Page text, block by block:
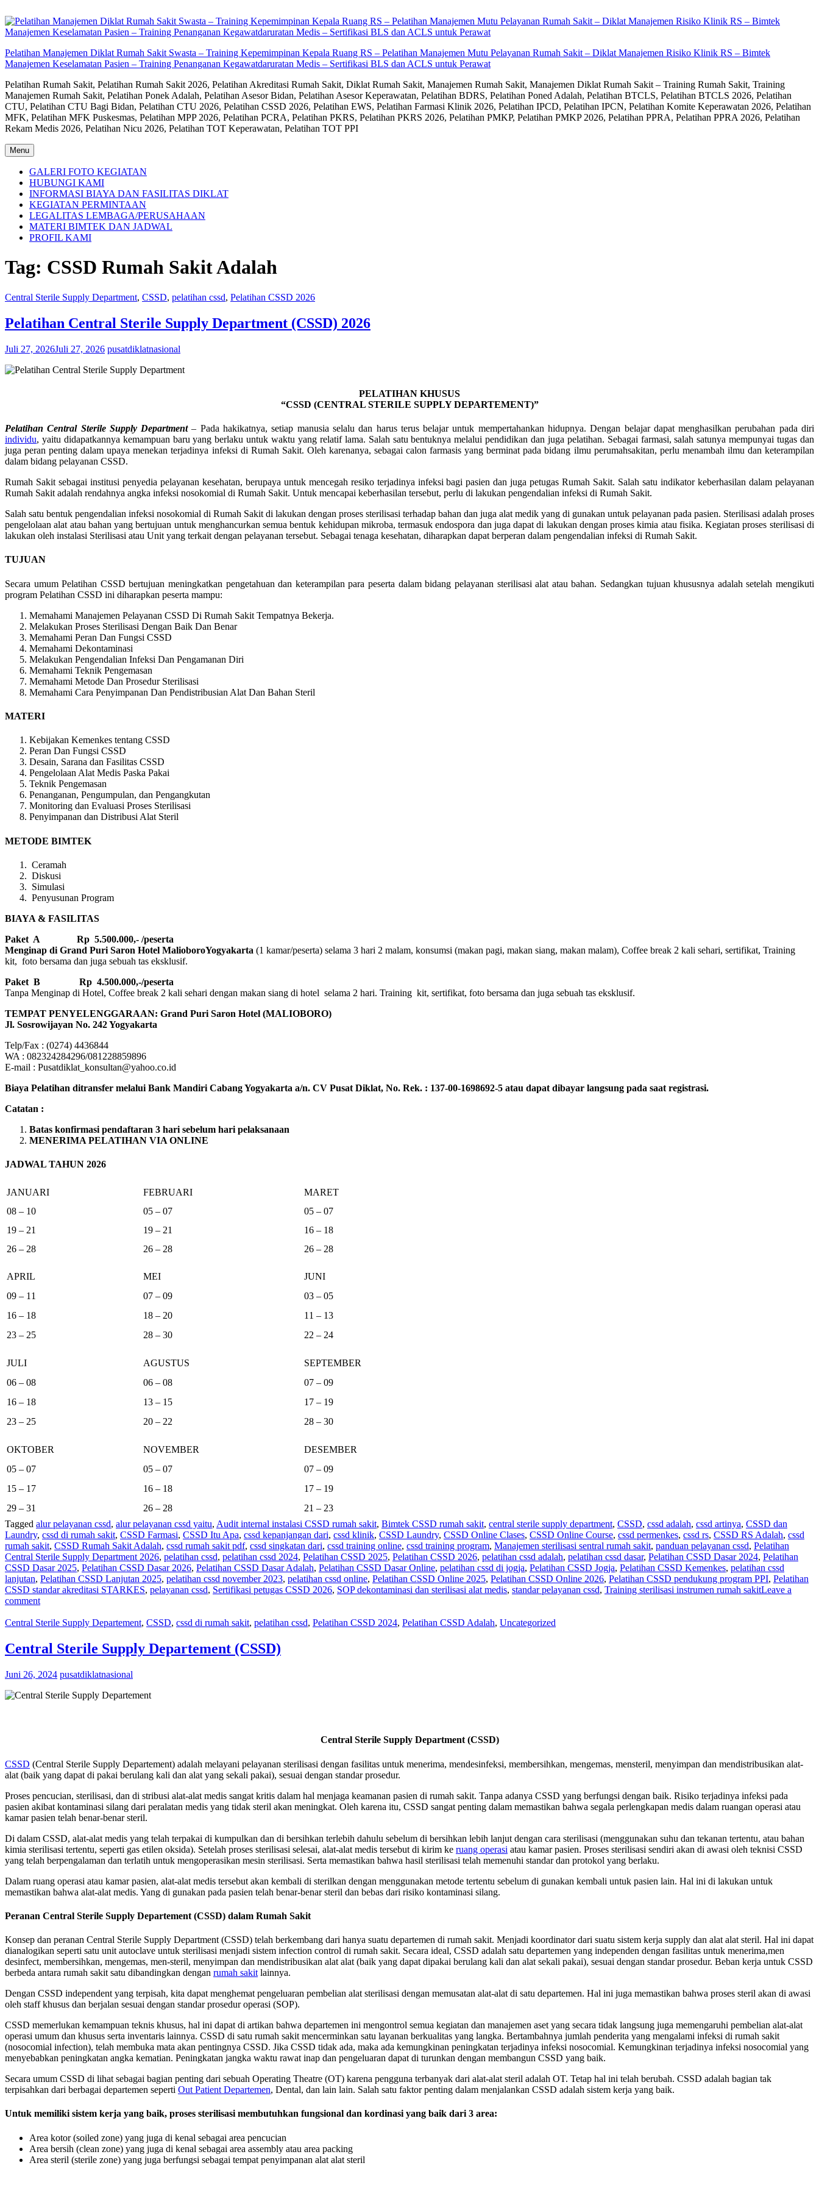
to
content
Pelatihan Manajemen Diklat Rumah Sakit Swasta – Training Kepemimpinan Kepala Ruang RS – Pelatihan Manajemen Mutu Pelayanan Rumah Sakit – Diklat Manajemen Risiko Klinik RS – Bimtek
Manajemen Keselamatan Pasien – Training Penanganan Kegawatdaruratan Medis – Sertifikasi BLS dan ACLS untuk Perawat
Pelatihan Rumah Sakit, Pelatihan Rumah Sakit 2026, Pelatihan Akreditasi Rumah Sakit, Diklat Rumah Sakit, Manajemen Rumah Sakit, Manajemen Diklat Rumah Sakit – Training Rumah Sakit, Training
Manajemen Rumah Sakit, Pelatihan Ponek Adalah, Pelatihan Asesor Bidan, Pelatihan Asesor Keperawatan, Pelatihan BDRS, Pelatihan Poned Adalah, Pelatihan BTCLS, Pelatihan BTCLS 2026, Pelatihan
CTU, Pelatihan CTU Bagi Bidan, Pelatihan CTU 2026, Pelatihan CSSD 2026, Pelatihan EWS, Pelatihan Farmasi Klinik 2026, Pelatihan IPCD, Pelatihan IPCN, Pelatihan Komite Keperawatan 2026, Pelatihan
MFK, Pelatihan MFK Puskesmas, Pelatihan MPP 2026, Pelatihan PCRA, Pelatihan PKRS, Pelatihan PKRS 2026, Pelatihan PMKP, Pelatihan PMKP 2026, Pelatihan PPRA, Pelatihan PPRA 2026, Pelatihan
Rekam Medis 2026, Pelatihan Nicu 2026, Pelatihan TOT Keperawatan, Pelatihan TOT PPI
Menu
GALERI FOTO KEGIATAN
HUBUNGI KAMI
INFORMASI BIAYA DAN FASILITAS DIKLAT
KEGIATAN PERMINTAAN
LEGALITAS LEMBAGA/PERUSAHAAN
MATERI BIMTEK DAN JADWAL
PROFIL KAMI
Tag: CSSD Rumah Sakit Adalah
Central Sterile Supply Department, CSSD, pelatihan cssd, Pelatihan CSSD 2026
Pelatihan Central Sterile Supply Department (CSSD) 2026
Juli 27, 2026Juli 27, 2026 pusatdiklatnasional
PELATIHAN KHUSUS
“CSSD (CENTRAL STERILE SUPPLY DEPARTEMENT)”
Pelatihan Central Sterile Supply Department– Pada hakikatnya, setiap manusia selalu dan harus terus belajar untuk mempertahankan hidupnya. Dengan belajar dapat menghasilkan perubahan pada diri
individu, yaitu didapatkannya kemampuan baru yang berlaku untuk waktu yang relatif lama. Salah satu bentuknya melalui pendidikan dan juga pelatihan. Sebagai farmasi, salah satunya mempunyai tugas dan
juga peran penting dalam upaya menekan terjadinya infeksi di Rumah Sakit. Oleh karenanya, sebagai calon farmasis yang berminat pada bidang ilmu perumahsakitan, perlu menambah ilmu dan keterampilan
dalam bidang pelayanan CSSD.
Rumah Sakit sebagai institusi penyedia pelayanan kesehatan, berupaya untuk mencegah resiko terjadinya infeksi bagi pasien dan juga petugas Rumah Sakit. Salah satu indikator keberhasilan dalam pelayanan
Rumah Sakit adalah rendahnya angka infeksi nosokomial di Rumah Sakit. Untuk mencapai keberhasilan tersebut, perlu di lakukan pengendalian infeksi di Rumah Sakit.
Salah satu bentuk pengendalian infeksi nosokomial di Rumah Sakit di lakukan dengan proses sterilisasi terhadap bahan dan juga alat medik yang di gunakan untuk pelayanan pada pasien. Sterilisasi adalah proses
pengelolaan alat atau bahan yang bertujuan untuk menghancurkan semua bentuk kehidupan mikroba, termasuk endospora dan juga dapat di lakukan dengan proses kimia atau fisika. Kegiatan proses sterilisasi di
lakukan oleh instalasi Sterilisasi atau Unit yang terkait dengan pelayanan tersebut. Sebagai tenaga kesehatan, diharapkan dapat berperan dalam pengendalian infeksi di Rumah Sakit.
TUJUAN
Secara umum Pelatihan CSSD bertujuan meningkatkan pengetahuan dan keterampilan para peserta dalam bidang pelayanan sterilisasi alat atau bahan. Sedangkan tujuan khususnya adalah setelah mengikuti
program Pelatihan CSSD ini diharapkan peserta mampu:
Memahami Manajemen Pelayanan CSSD Di Rumah Sakit Tempatnya Bekerja.
Melakukan Proses Sterilisasi Dengan Baik Dan Benar
Memahami Peran Dan Fungsi CSSD
Memahami Dekontaminasi
Melakukan Pengendalian Infeksi Dan Pengamanan Diri
Memahami Teknik Pengemasan
Memahami Metode Dan Prosedur Sterilisasi
Memahami Cara Penyimpanan Dan Pendistribusian Alat Dan Bahan Steril
MATERI
Kebijakan Kemenkes tentang CSSD
Peran Dan Fungsi CSSD
Desain, Sarana dan Fasilitas CSSD
Pengelolaan Alat Medis Paska Pakai
Teknik Pengemasan
Penanganan, Pengumpulan, dan Pengangkutan
Monitoring dan Evaluasi Proses Sterilisasi
Penyimpanan dan Distribusi Alat Steril
METODE BIMTEK
Ceramah
Diskusi
Simulasi
Penyusunan Program
BIAYA & FASILITAS
Paket A Rp 5.500.000,- /peserta
Menginap di Grand Puri Saron Hotel MalioboroYogyakarta (1 kamar/peserta) selama 3 hari 2 malam, konsumsi (makan pagi, makan siang, makan malam), Coffee break 2 kali sehari, sertifikat, Training
kit, foto bersama dan juga sebuah tas eksklusif.
Paket B
Rp 4.500.000,-/peserta
Tanpa Menginap di Hotel, Coffee break 2 kali sehari dengan makan siang di hotel selama 2 hari. Training kit, sertifikat, foto bersama dan juga sebuah tas eksklusif.
TEMPAT PENYELENGGARAAN: Grand Puri Saron Hotel (MALIOBORO)
Jl. Sosrowijayan No. 242 Yogyakarta
Telp/Fax : (0274) 4436844
WA : 082324284296/081228859896
E-mail : Pusatdiklat_konsultan@yahoo.co.id
Biaya Pelatihan ditransfer melalui Bank Mandiri Cabang Yogyakarta a/n. CV Pusat Diklat, No. Rek. : 137-00-1698692-5 atau dapat dibayar langsung pada saat registrasi.
Catatan :
Batas konfirmasi pendaftaran 3 hari sebelum hari pelaksanaan
MENERIMA PELATIHAN VIA ONLINE
JADWAL TAHUN 2026
JANUARI FEBRUARI
MARET
08 – 10
05 – 07
05 – 07
19 – 21
19 – 21
16 – 18
26 – 28
26 – 28 26 – 28
APRIL MEI
JUNI
09 – 11
07 – 09
03 – 05
16 – 18
18 – 20
11 – 13
23 – 25
28 – 30 22 – 24
JULI AGUSTUS
SEPTEMBER
06 – 08
06 – 08
07 – 09
16 – 18
13 – 15
17 – 19
23 – 25
20 – 22 28 – 30
OKTOBER NOVEMBER
DESEMBER
05 – 07
05 – 07
07 – 09
15 – 17
16 – 18
17 – 19
29 – 31
26 – 28
21 – 23
Tagged alur pelayanan cssd, alur pelayanan cssd yaitu, Audit internal instalasi CSSD rumah sakit, Bimtek CSSD rumah sakit, central sterile supply department, CSSD, cssd adalah, cssd artinya, CSSD dan
Laundry, cssd di rumah sakit, CSSD Farmasi, CSSD Itu Apa, cssd kepanjangan dari, cssd klinik, CSSD Laundry, CSSD Online Clases, CSSD Online Course, cssd permenkes, cssd rs, CSSD RS Adalah, cssd
rumah sakit, CSSD Rumah Sakit Adalah, cssd rumah sakit pdf, cssd singkatan dari, cssd training online, cssd training program, Manajemen sterilisasi sentral rumah sakit, panduan pelayanan cssd, Pelatihan
Central Sterile Supply Department 2026, pelatihan cssd, pelatihan cssd 2024, Pelatihan CSSD 2025, Pelatihan CSSD 2026, pelatihan cssd adalah, pelatihan cssd dasar, Pelatihan CSSD Dasar 2024, Pelatihan
CSSD Dasar 2025, Pelatihan CSSD Dasar 2026, Pelatihan CSSD Dasar Adalah, Pelatihan CSSD Dasar Online, pelatihan cssd di jogja, Pelatihan CSSD Jogja, Pelatihan CSSD Kemenkes, pelatihan cssd
lanjutan, Pelatihan CSSD Lanjutan 2025, pelatihan cssd november 2023, pelatihan cssd online, Pelatihan CSSD Online 2025, Pelatihan CSSD Online 2026, Pelatihan CSSD pendukung program PPI, Pelatihan
CSSD standar akreditasi STARKES, pelayanan cssd, Sertifikasi petugas CSSD 2026, SOP dekontaminasi dan sterilisasi alat medis, standar pelayanan cssd, Training sterilisasi instrumen rumah sakitLeave a
comment
Central Sterile Supply Departement, CSSD, cssd di rumah sakit, pelatihan cssd, Pelatihan CSSD 2024, Pelatihan CSSD Adalah, Uncategorized
Central Sterile Supply Departement (CSSD)
Juni 26, 2024 pusatdiklatnasional
Central Sterile Supply Department (CSSD)
CSSD (Central Sterile Supply Departement) adalah melayani pelayanan sterilisasi dengan fasilitas untuk menerima, mendesinfeksi, membersihkan, mengemas, mensteril, menyimpan dan mendistribusikan alat-
alat (baik yang dapat di pakai berulang kali dan alat yang sekali pakai), sesuai dengan standar prosedur.
Proses pencucian, sterilisasi, dan di stribusi alat-alat medis sangat kritis dalam hal menjaga keamanan pasien di rumah sakit. Tanpa adanya CSSD yang berfungsi dengan baik. Risiko terjadinya infeksi pada
pasien akibat kontaminasi silang dari peralatan medis yang tidak steril akan meningkat. Oleh karena itu, CSSD sangat penting dalam memastikan bahwa segala perlengkapan medis dalam ruangan operasi atau
kamar pasien telah benar-benar steril.
Di dalam CSSD, alat-alat medis yang telah terpakai di kumpulkan dan di bersihkan terlebih dahulu sebelum di bersihkan lebih lanjut dengan cara sterilisasi (menggunakan suhu dan tekanan tertentu, atau bahan
kimia sterilisasi tertentu, seperti gas etilen oksida). Setelah proses sterilisasi selesai, alat-alat medis tersebut di kirim ke ruang operasi atau kamar pasien. Proses sterilisasi sendiri akan di awasi oleh teknisi CSSD
yang telah berpengalaman dan terlatih untuk mengoperasikan mesin sterilisasi. Serta memastikan bahwa hasil sterilisasi telah memenuhi standar dan protokol yang berlaku.
Dalam ruang operasi atau kamar pasien, alat-alat medis tersebut akan kembali di sterilkan dengan menggunakan metode tertentu sebelum di gunakan kembali untuk pasien lain. Hal ini di lakukan untuk
memastikan bahwa alat-alat medis. Yang di gunakan pada pasien telah benar-benar steril dan bebas dari risiko kontaminasi silang.
Peranan Central Sterile Supply Departement (CSSD) dalam Rumah Sakit
Konsep dan peranan Central Sterile Supply Department (CSSD) telah berkembang dari hanya suatu departemen di rumah sakit. Menjadi koordinator dari suatu sistem kerja supply dan alat alat steril. Hal ini dapat
dianalogikan seperti satu unit autoclave untuk sterilisasi menjadi sistem infection control di rumah sakit. Secara ideal, CSSD adalah satu departemen yang independen dengan fasilitas untuk menerima,men
desinfect, membersihkan, mengemas, men-steril, menyimpan dan mendistribusikan alat alat (baik yang dapat dipakai berulang kali dan alat sekali pakai), sesuai dengan standar prosedur. Beban kerja untuk CSSD
berbeda antara rumah sakit satu dibandingkan dengan rumah sakit lainnya.
Dengan CSSD independent yang terpisah, kita dapat menghemat pengeluaran pembelian alat sterilisasi dengan memusatan alat-alat di satu departemen. Hal ini juga memastikan bahwa proses steril akan di awasi
oleh staff khusus dan berjalan sesuai dengan standar prosedur operasi (SOP).
CSSD memerlukan kemampuan teknis khusus, hal ini dapat di artikan bahwa departemen ini mengontrol semua kegiatan dan manajemen aset yang secara tidak langsung juga memengaruhi pembelian alat-alat
operasi umum dan khusus serta inventaris lainnya. CSSD di satu rumah sakit mencerminkan satu layanan berkualitas yang langka. Bertambahnya jumlah penderita yang mengalami infeksi di rumah sakit
(nosocomial infection), telah membuka mata akan pentingnya CSSD. Jika CSSD tidak ada, maka ada kemungkinan peningkatan terjadinya infeksi nosocomial. Kemungkinan terjadinya infeksi nosocomial yang
menyebabkan peningkatan angka kematian. Peningkatan jangka waktu rawat inap dan pengeluaran dapat di turunkan dengan membangun CSSD yang baik.
Secara umum CSSD di lihat sebagai bagian penting dari sebuah Operating Theatre (OT) karena pengguna terbanyak dari alat-alat steril adalah OT. Tetap hal ini telah berubah. CSSD adalah bagian tak
terpisahkan dari berbagai departemen seperti Out Patient Departemen, Dental, dan lain lain. Salah satu faktor penting dalam menjalankan CSSD adalah sistem kerja yang baik.
Untuk memiliki sistem kerja yang baik, proses sterilisasi membutuhkan fungsional dan kordinasi yang baik dari 3 area:
Area kotor (soiled zone) yang juga di kenal sebagai area pencucian
Area bersih (clean zone) yang juga di kenal sebagai area assembly atau area packing
Area steril (sterile zone) yang juga berfungsi sebagai tempat penyimpanan alat alat steril